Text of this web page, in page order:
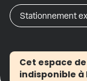
Stationnement
Cet espace
indisponible